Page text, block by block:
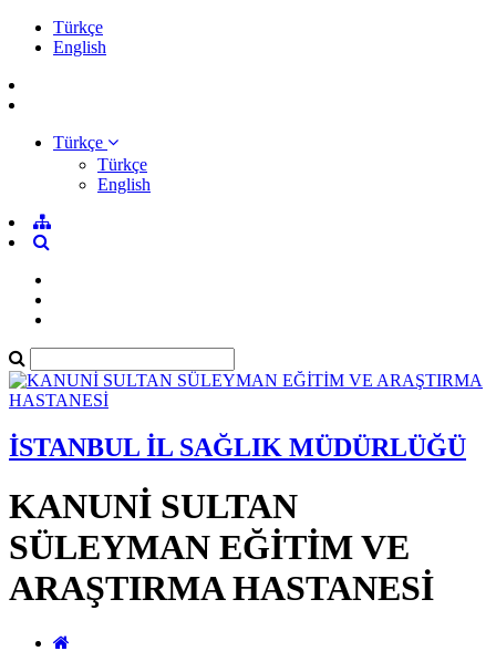
Türkçe
English
Türkçe
Türkçe
English
İSTANBUL İL SAĞLIK MÜDÜRLÜĞÜ
KANUNİ SULTAN
SÜLEYMAN EĞİTİM VE
ARAŞTIRMA HASTANESİ